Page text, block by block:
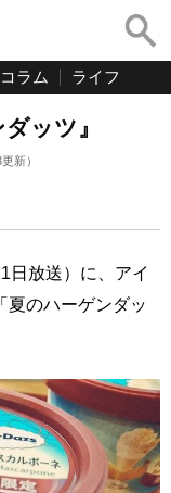
コラム ライフ
ッツ』
更新）
日放送）に、アイ
夏のハーゲンダッ